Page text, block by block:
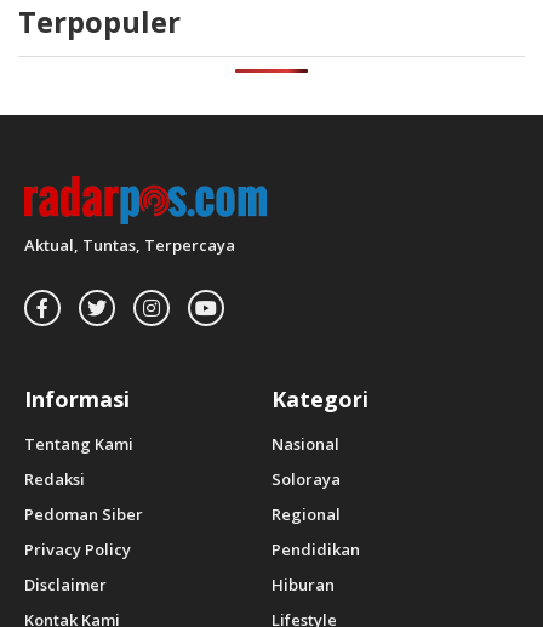
Terpopuler
Aktual, Tuntas, Terpercaya
Informasi
Tentang Kami
Redaksi
Pedoman Siber
Privacy Policy
Disclaimer
Kontak Kami
Kategori
Nasional
Soloraya
Regional
Pendidikan
Hiburan
Lifestyle